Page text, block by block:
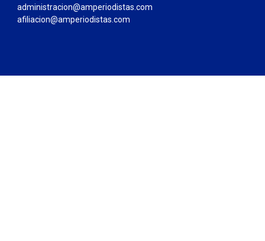
administracion@amperiodistas.com
afiliacion@amperiodistas.com